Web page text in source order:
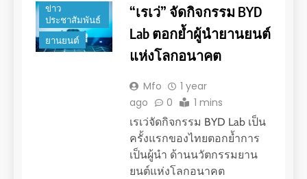
ข่าว
ประชาสัมพันธ์
ยานยนต์
“เรเว่” จัดกิจกรรม BYD
Lab ตอกย้ำผู้นำยานยนต์
แห่งโลกอนาคต
Mfo
1 year
ago
0 1 mins
เรเว่จัดกิจกรรม BYD Lab เป็น
ครั้งแรกของไทยตอกย้ำการ
เป็นผู้นำ ด้านนวัตกรรมยาน
ยนต์แห่งโลกอนาคต